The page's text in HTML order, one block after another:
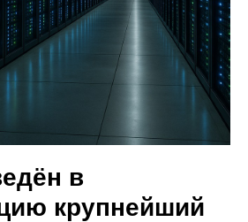
в
крупнейший